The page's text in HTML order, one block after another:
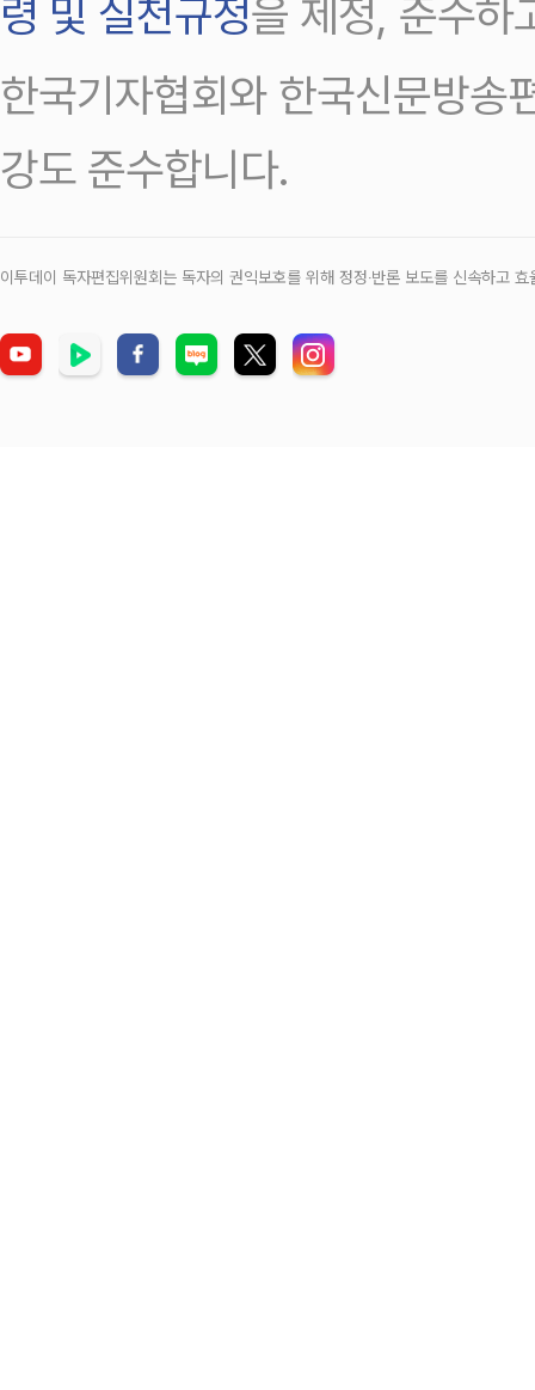
령 및 실천규정을 제정, 준수하
한국기자협회와 한국신문방송
강도 준수합니다.
이투데이 독자편집위원회는 독자의 권익보호를 위해 정정‧반론 보도를 신속하고